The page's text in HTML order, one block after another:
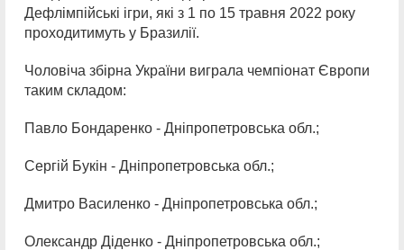
Дефлімпійські ігри, які з 1 по 15 травня 2022 року
проходитимуть у Бразилії.
Чоловіча збірна України виграла чемпіонат Європи
таким складом:
Павло Бондаренко - Дніпропетровська обл.;
Сергій Букін - Дніпропетровська обл.;
Дмитро Василенко - Дніпропетровська обл.;
Олександр Діденко - Дніпропетровська обл.;